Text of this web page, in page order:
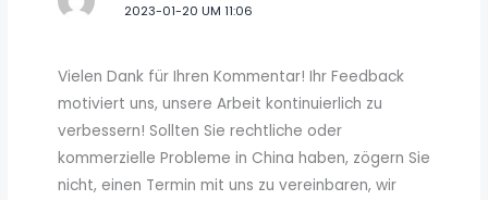
2023-01-20 UM 11:06
Vielen Dank für Ihren Kommentar! Ihr Feedback
motiviert uns, unsere Arbeit kontinuierlich zu
verbessern! Sollten Sie rechtliche oder
kommerzielle Probleme in China haben, zögern Sie
nicht, einen Termin mit uns zu vereinbaren, wir